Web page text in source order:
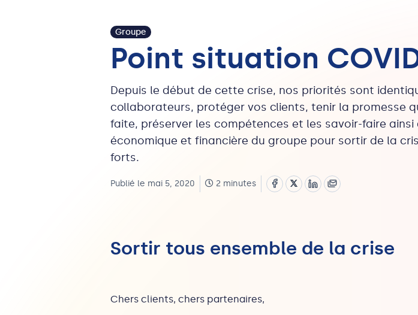
Groupe
Point situation
Depuis le début de cette crise, nos priorités sont
collaborateurs, protéger vos clients, tenir la promesse
faite, préserver les compétences et les savoir-faire ainsi
économique et financière du groupe pour sortir de la
forts.
Publié le mai 5, 2020 2 minutes
Sortir tous ensemble de la crise
Chers clients, chers partenaires,